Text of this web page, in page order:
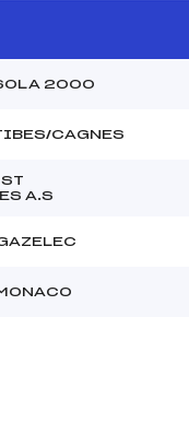
2000
CAGNES
A.S